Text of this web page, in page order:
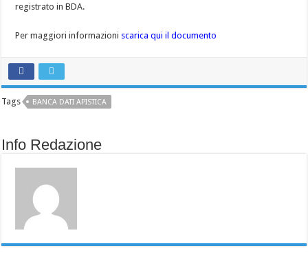
registrato in BDA.
Per maggiori informazioni scarica qui il documento
Tags BANCA DATI APISTICA
Info Redazione